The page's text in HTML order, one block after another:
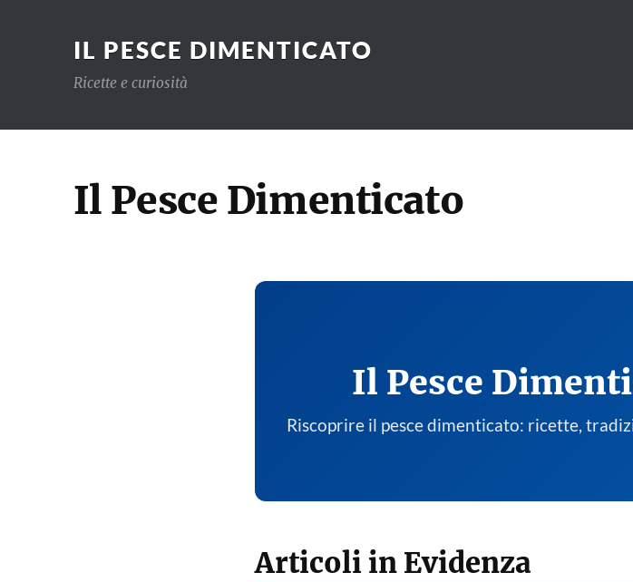
IL PESCE DIMENTICATO
Ricette e curiosità
Il Pesce Dimenticato
Il Pesce
Riscoprire il pesce dimenticato: ricette,
Articoli in Evidenza